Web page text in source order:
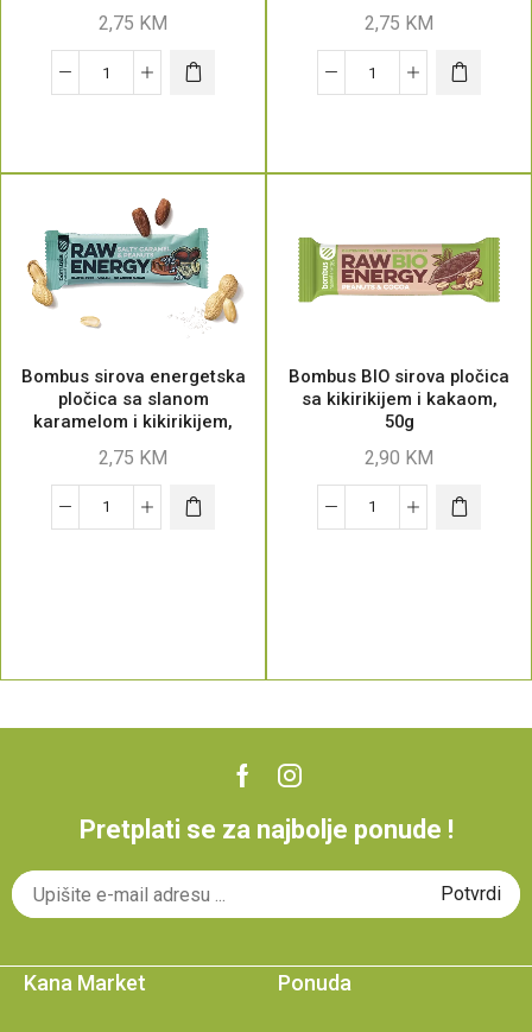
2,75 KM 2,75 KM
Bombus sirova energetska
pločica sa slanom
karamelom i kikirikijem,
2,75 KM
Bombus BIO sirova pločica
sa kikirikijem i kakaom,
50g
2,90 KM
Pretplati se za najbolje ponude !
Kana Market Ponuda